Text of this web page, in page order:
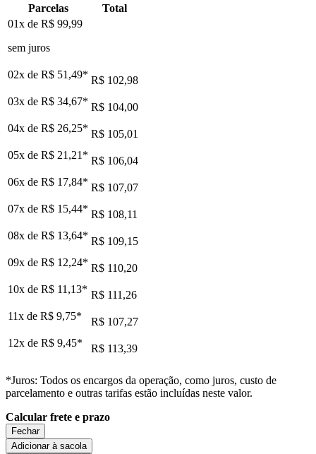
Parcelas
Total
01x de R$ 99,99
sem juros
02x de R$ 51,49* R$ 102,98
03x de R$ 34,67* R$ 104,00
04x de R$ 26,25* R$ 105,01
05x de R$ 21,21 * R$ 106,04
06x de R$ 17,84* R$ 107,07
07x de R$ 15,44* R$ 108,11
08x de R$ 13,64* R$ 109,15
09x de R$ 12,24* R$ 110,20
10x de R$ 11,13* R$ 111,26
11x de R$ 9,75*
R$ 107,27
12x de R$ 9,45* R$ 113,39
*Juros: Todos os encargos da operação, como juros, custo de
parcelamento e outras tarifas estão incluídas neste valor.
Calcular frete e prazo
Fechar
Adicionar à sacola